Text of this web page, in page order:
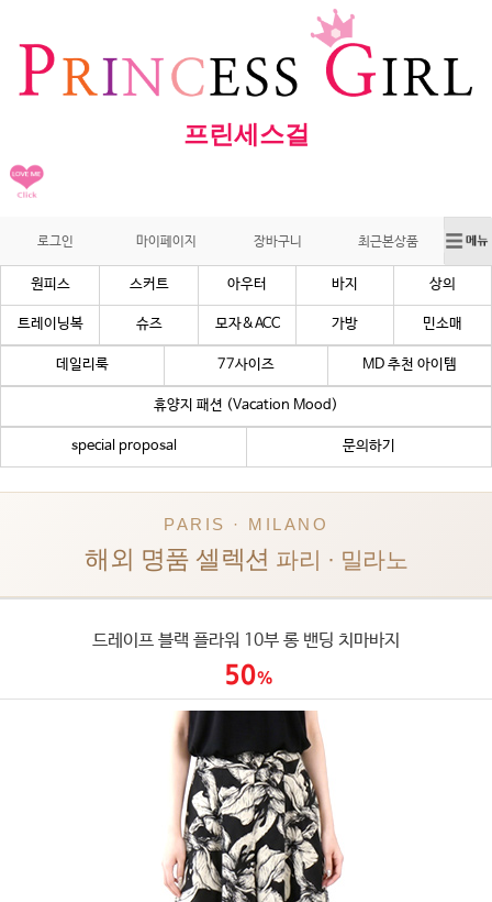
프린세스걸
로그인 마이페이지 장바구니 최근본상품
원피스 스커트 아우터 바지 상의
트레이닝복 슈즈 모자&ACC 가방 민소매
데일리룩 77사이즈 MD 추천 아이템
휴양지 패션 (Vacation Mood)
special proposal 문의하기
PARIS · MILANO
해외 명품 셀렉션 파리 · 밀라노
드레이프 블랙 플라워 10부 롱 밴딩 치마바지